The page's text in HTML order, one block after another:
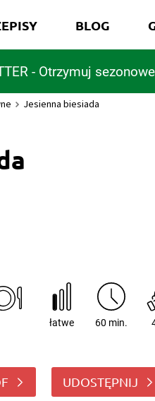
- Otrzymuj
BLOG
Jesienna biesiada
łatwe 60 min.
UDOSTĘPNIJ